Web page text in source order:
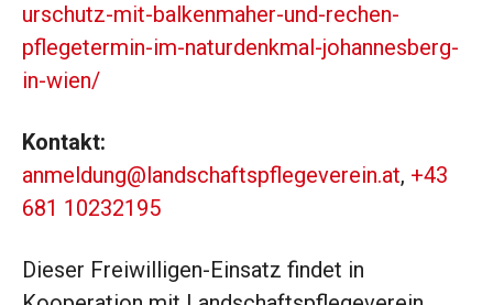
urschutz-mit-balkenmaher-und-rechen-
pflegetermin-im-naturdenkmal-johannesberg-
in-wien/
Kontakt:
anmeldung@landschaftspflegeverein.at, +43
681 10232195
Dieser Freiwilligen-Einsatz findet in